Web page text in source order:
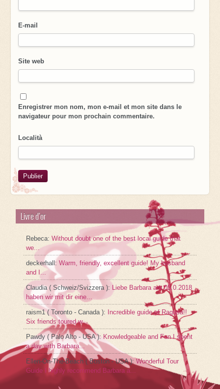
E-mail
Site web
Enregistrer mon nom, mon e-mail et mon site dans le
navigateur pour mon prochain commentaire.
Località
Livre d’or
Rebeca:Without doubt one of the best local guide that
we...
deckerhall:Warm, friendly, excellent guide! My husband
and I...
Claudia ( Schweiz/Svizzera ): Liebe Barbara am 05.0.2018
haben wir mit dir eine...
raism1 ( Toronto - Canada ): Incredible guide of Ragusa!!
Six friends toured w...
Pawdy ( Palo Alto - USA ): Knowledgeable and Fun I spent
a day with Barbara...
Ellen-On-The-Beach ( Boston - USA ):Wonderful Tour
Guide I highly recommend Barbara a...